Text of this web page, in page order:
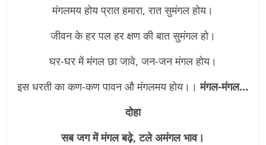
मंगलमय होय प्रात हमारा, रात सुमंगल होय।
जीवन के हर पल हर क्षण की बात सुमंगल हो।
घर-घर में मंगल छा जावे, जन-जन मंगल होय।
इस धरती का कण-कण पावन औ मंगलमय होय।।मंगल-मंगल…
दोहा
सब जग में मंगल बढ़े, टले अमंगल भाव।